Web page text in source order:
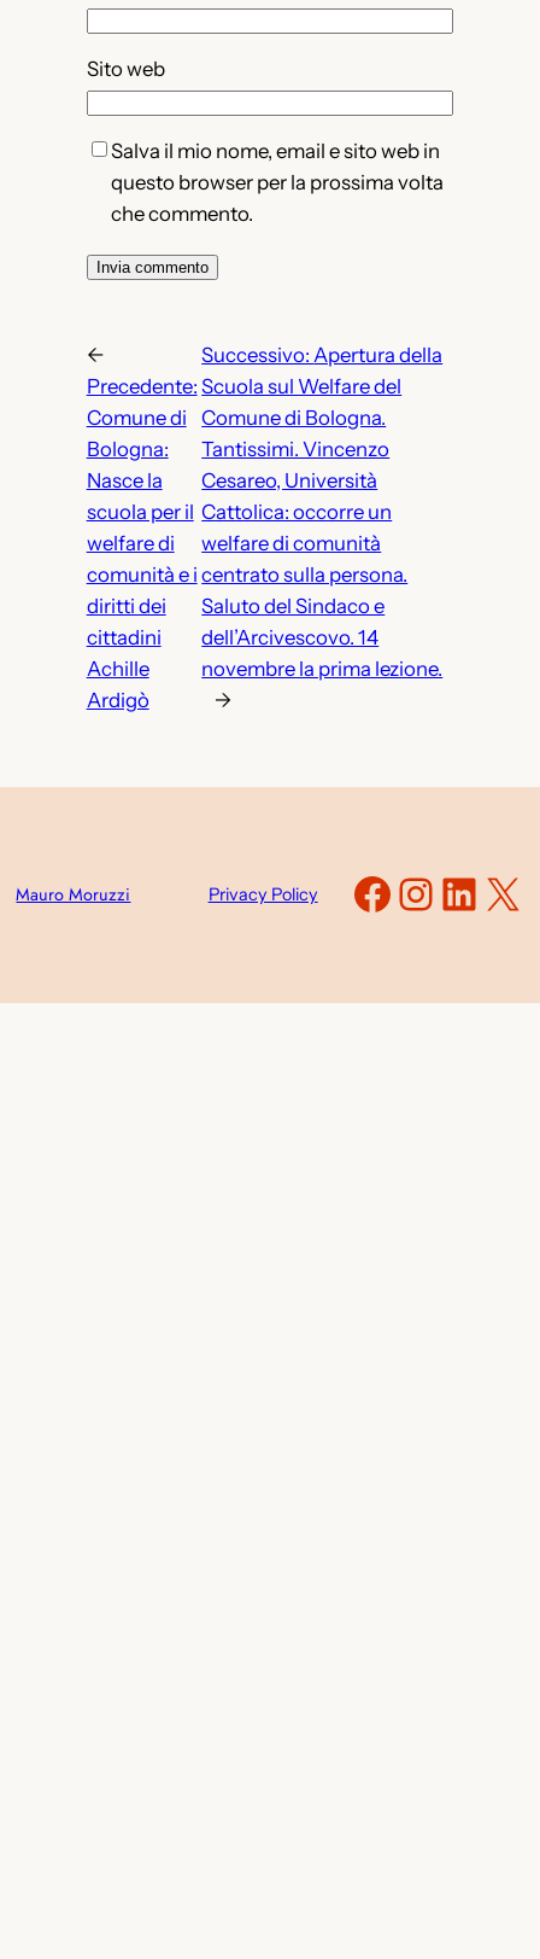
Sito web
Salva il mio nome, email e sito web in
questo browser per la prossima volta
che commento.
←
Precedente:
Comune di
Bologna:
Nasce la
scuola per il
welfare di
comunità e i
diritti dei
cittadini
Achille
Ardigò
Successivo:Apertura della
Scuola sul Welfare del
Comune di Bologna.
Tantissimi. Vincenzo
Cesareo, Università
Cattolica: occorre un
welfare di comunità
centrato sulla persona.
Saluto del Sindaco e
dell’Arcivescovo. 14
novembre la prima lezione.
→
Mauro Moruzzi Privacy Policy X